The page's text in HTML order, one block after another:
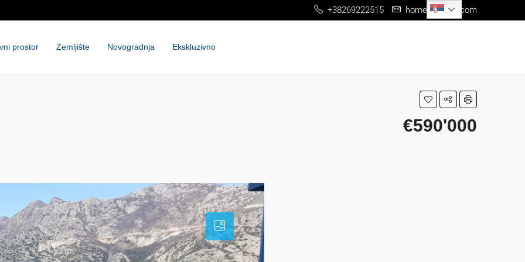
+38269222515 home@me-re.com
prostor Zemljište Novogradnja Ekskluzivno
€590'000
Serbian